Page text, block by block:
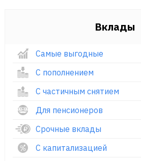
Вклады
Самые выгодные
С пополнением
С частичным снятием
Для пенсионеров
Срочные вклады
С капитализацией